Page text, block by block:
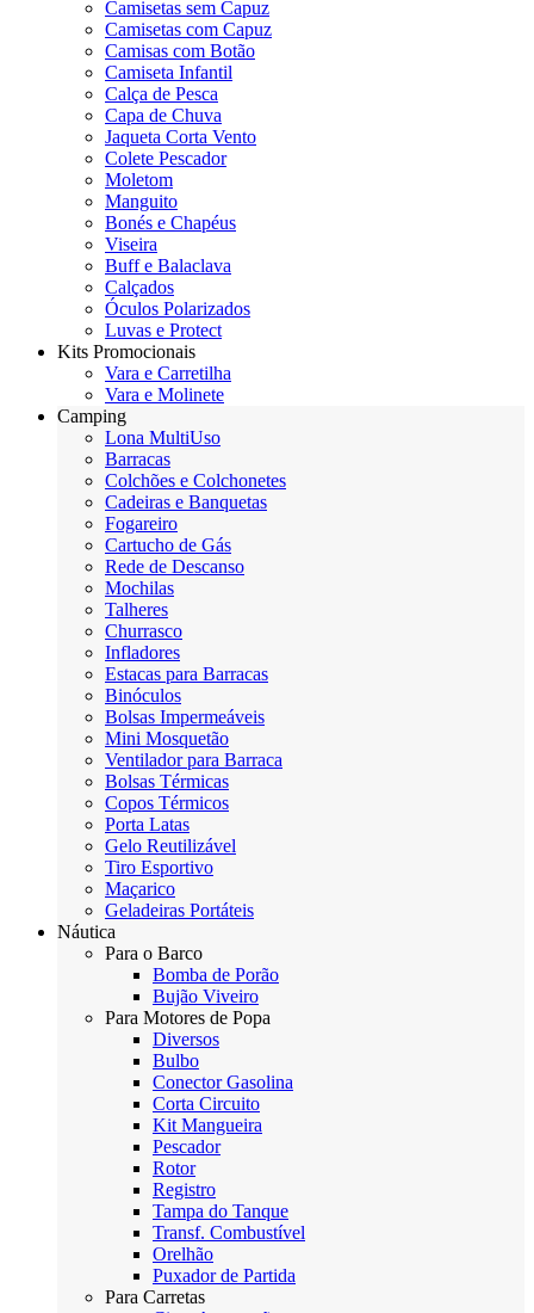
Camisetas sem Capuz
Camisetas com Capuz
Camisas com Botão
Camiseta Infantil
Calça de Pesca
Capa de Chuva
Jaqueta Corta Vento
Colete Pescador
Moletom
Manguito
Bonés e Chapéus
Viseira
Buff e Balaclava
Calçados
Óculos Polarizados
Luvas e Protect
Kits Promocionais
Vara e Carretilha
Vara e Molinete
Camping
Lona MultiUso
Barracas
Colchões e Colchonetes
Cadeiras e Banquetas
Fogareiro
Cartucho de Gás
Rede de Descanso
Mochilas
Talheres
Churrasco
Infladores
Estacas para Barracas
Binóculos
Bolsas Impermeáveis
Mini Mosquetão
Ventilador para Barraca
Bolsas Térmicas
Copos Térmicos
Porta Latas
Gelo Reutilizável
Tiro Esportivo
Maçarico
Geladeiras Portáteis
Náutica
Para o Barco
Bomba de Porão
Bujão Viveiro
Para Motores de Popa
Diversos
Bulbo
Conector Gasolina
Corta Circuito
Kit Mangueira
Pescador
Rotor
Registro
Tampa do Tanque
Transf. Combustível
Orelhão
Puxador de Partida
Para Carretas